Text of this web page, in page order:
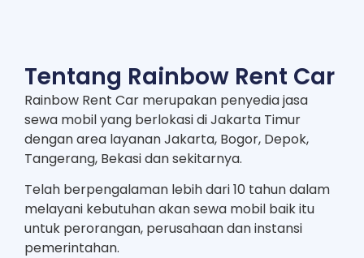
Tentang Rainbow Rent Car
Rainbow Rent Car merupakan penyedia jasa
sewa mobil yang berlokasi di Jakarta Timur
dengan area layanan Jakarta, Bogor, Depok,
Tangerang, Bekasi dan sekitarnya.
Telah berpengalaman lebih dari 10 tahun dalam
melayani kebutuhan akan sewa mobil baik itu
untuk perorangan, perusahaan dan instansi
pemerintahan.